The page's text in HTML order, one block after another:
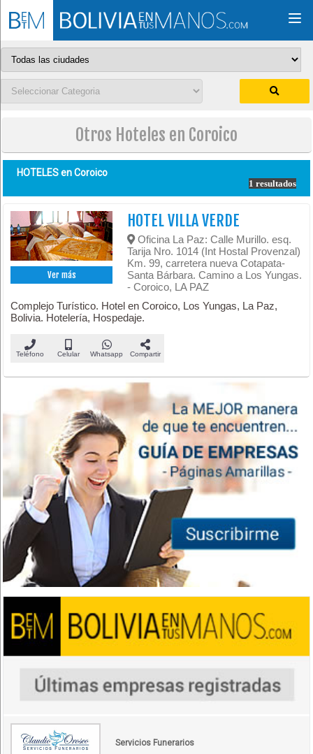
Otros Hoteles en Coroico
HOTELES enCoroico
1 resultados
Ver más
HOTEL VILLA VERDE
Oficina La Paz: Calle Murillo. esq.
Tarija Nro. 1014 (Int Hostal Provenzal)
Km. 99, carretera nueva Cotapata-
Santa Bárbara. Camino a Los Yungas.
- Coroico, LA PAZ
Complejo Turístico. Hotel en Coroico, Los Yungas, La Paz,
Bolivia. Hotelería, Hospedaje.
Teléfono Celular Whatsapp Compartir
Servicios Funerarios